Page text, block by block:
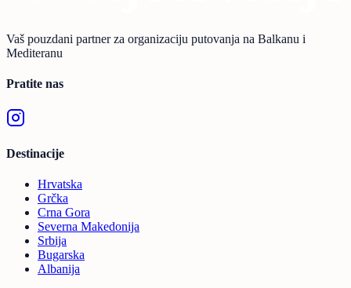
Vaš pouzdani partner za organizaciju putovanja na Balkanu i
Mediteranu
Pratite nas
Destinacije
Hrvatska
Grčka
Crna Gora
Severna Makedonija
Srbija
Bugarska
Albanija